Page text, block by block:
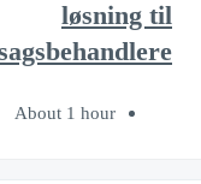
løsning til
About 1 hour